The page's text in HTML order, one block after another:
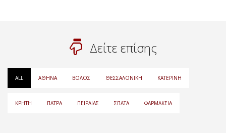
Δείτε επίσης
ALL ΑΘΉΝΑ ΒΌΛΟΣ ΘΕΣΣΑΛΟΝΊΚΗ ΚΑΤΕΡΊΝΗ
ΚΡΉΤΗ ΠΆΤΡΑ ΠΕΙΡΑΙΆΣ ΣΠΆΤΑ ΦΑΡΜΑΚΕΊΑ